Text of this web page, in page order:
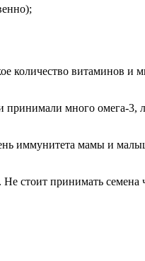
витаминов и
принимали много омега-
иммунитета мамы и
стоит принимать семена